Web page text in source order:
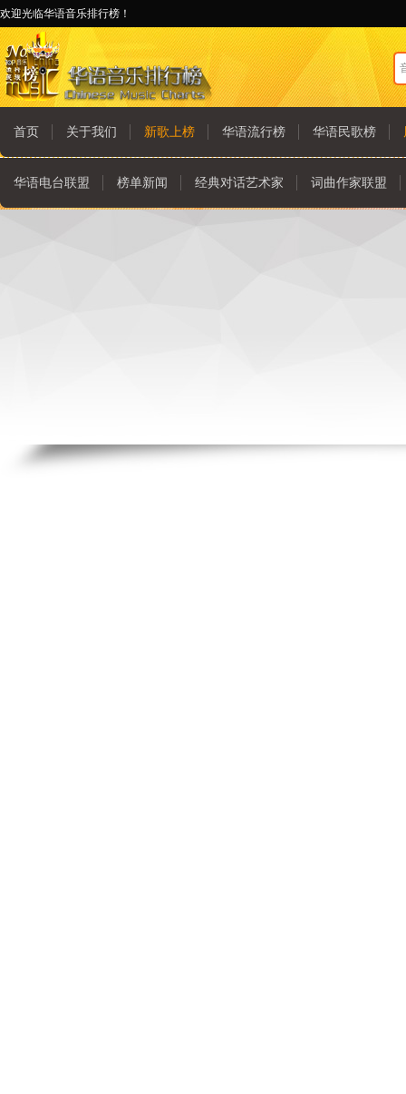
欢迎光临华语音乐排行榜！
首页 关于我们 新歌上榜 华语流行榜 华语民歌榜
华语电台联盟 榜单新闻 经典对话艺术家 词曲作家联盟